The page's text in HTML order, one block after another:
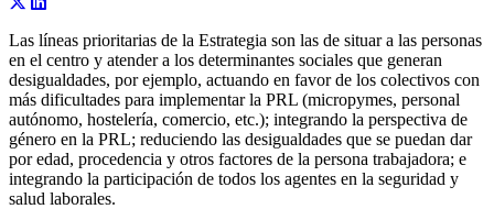
Las líneas prioritarias de la Estrategia son las de situar a las personas
en el centro y atender a los determinantes sociales que generan
desigualdades, por ejemplo, actuando en favor de los colectivos con
más dificultades para implementar la PRL (micropymes, personal
autónomo, hostelería, comercio, etc.); integrando la perspectiva de
género en la PRL; reduciendo las desigualdades que se puedan dar
por edad, procedencia y otros factores de la persona trabajadora; e
integrando la participación de todos los agentes en la seguridad y
salud laborales.